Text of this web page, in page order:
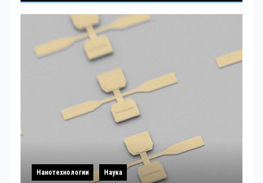
Нанотехнологии Наука